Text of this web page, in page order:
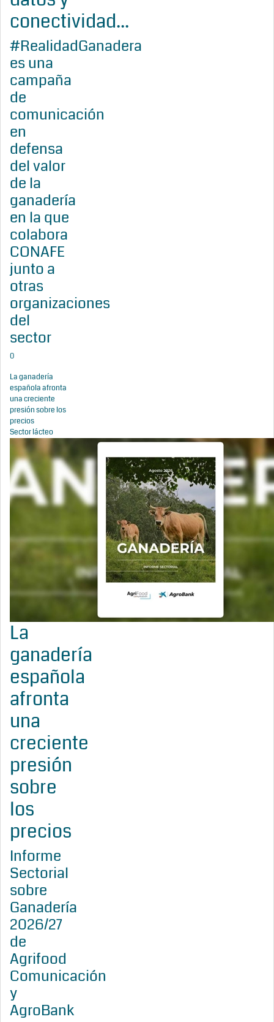
conectividad...
#RealidadGanadera
es una
campaña
de
comunicación
en
defensa
del valor
de la
ganadería
en la que
colabora
CONAFE
junto a
otras
organizaciones
del
sector
0
La ganadería
española afronta
una creciente
presión sobre los
precios
Sector lácteo
La
ganadería
española
afronta
una
creciente
presión
sobre
los
precios
Informe
Sectorial
sobre
Ganadería
2026/27
de
Agrifood
Comunicación
y
AgroBank